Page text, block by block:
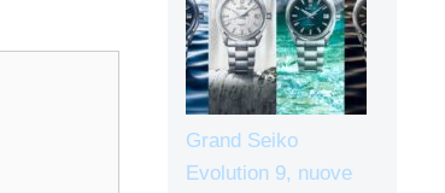
Grand Seiko
Evolution 9, nuove